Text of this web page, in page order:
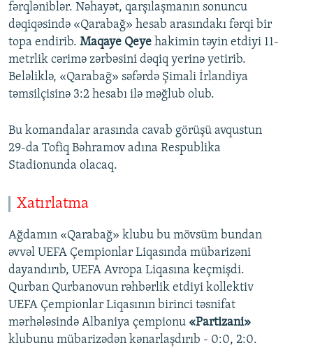
fərqləniblər. Nəhayət, qarşılaşmanın sonuncu
dəqiqəsində «Qarabağ» hesab arasındakı fərqi bir
topa endirib. Maqaye Qeye hakimin təyin etdiyi 11-
metrlik cərimə zərbəsini dəqiq yerinə yetirib.
Beləliklə, «Qarabağ» səfərdə Şimali İrlandiya
təmsilçisinə 3:2 hesabı ilə məğlub olub.
Bu komandalar arasında cavab görüşü avqustun
29-da Tofiq Bəhramov adına Respublika
Stadionunda olacaq.
Xatırlatma
Ağdamın «Qarabağ» klubu bu mövsüm bundan
əvvəl UEFA Çempionlar Liqasında mübarizəni
dayandırıb, UEFA Avropa Liqasına keçmişdi.
Qurban Qurbanovun rəhbərlik etdiyi kollektiv
UEFA Çempionlar Liqasının birinci təsnifat
mərhələsində Albaniya çempionu «Partizani»
klubunu mübarizədən kənarlaşdırıb - 0:0, 2:0.